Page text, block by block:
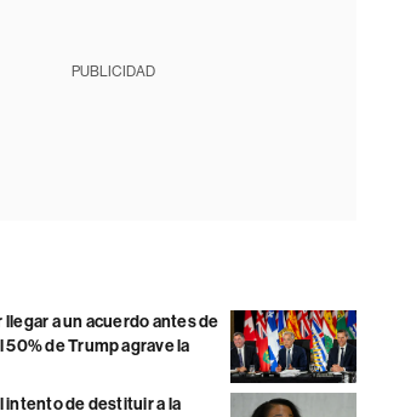
PUBLICIDAD
llegar a un acuerdo antes de
50% de Trump agrave la
intento de destituir a la